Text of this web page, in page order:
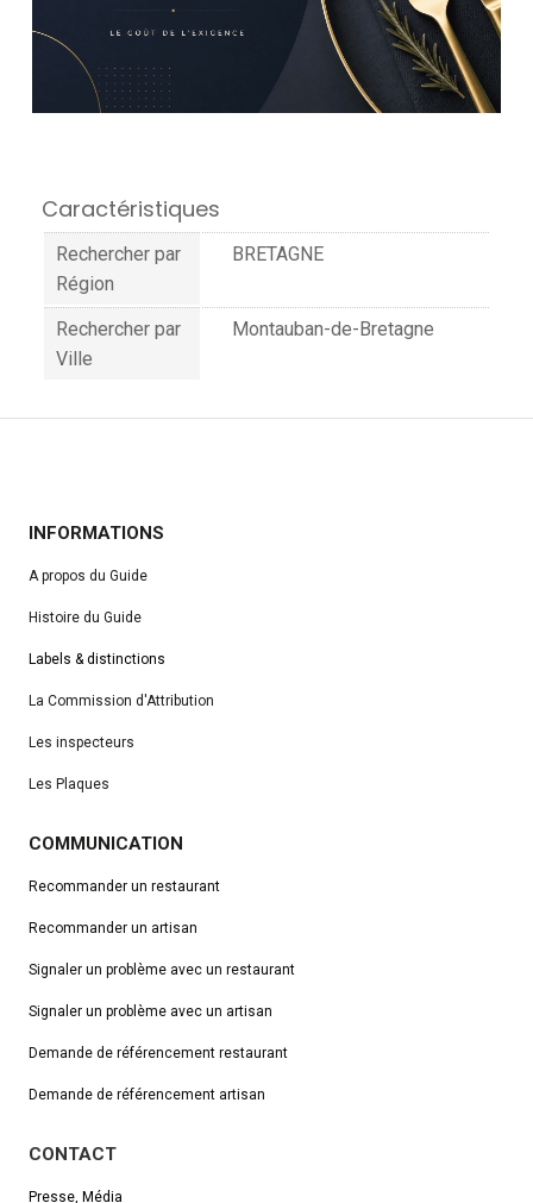
Caractéristiques
Rechercher par
Région
BRETAGNE
Rechercher par
Ville
Montauban-de-Bretagne
INFORMATIONS
A propos du Guide
Histoire du Guide
Labels & distinctions
La Commission d'Attribution
Les inspecteurs
Les Plaques
COMMUNICATION
Recommander un restaurant
Recommander un artisan
Signaler un problème avec un restaurant
Signaler un problème avec un artisan
Demande de référencement restaurant
Demande de référencement artisan
CONTACT
Presse, Média